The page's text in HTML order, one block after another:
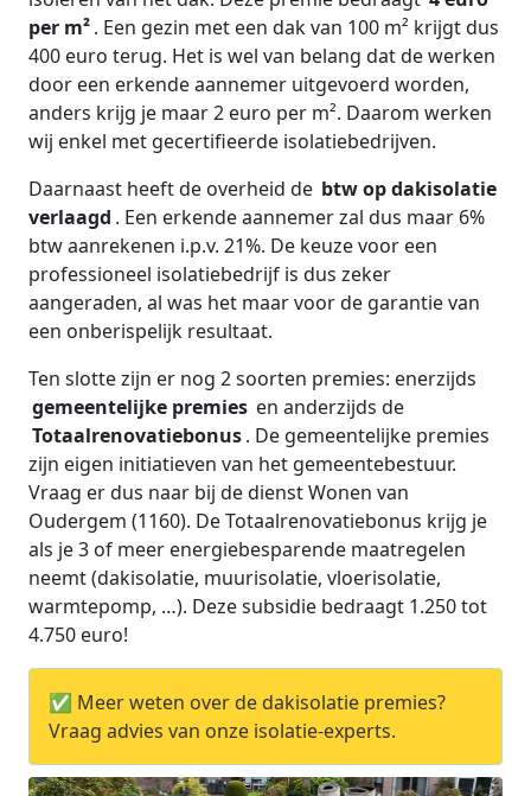
per m². Een gezin met een dak van 100 m² krijgt dus
400 euro terug. Het is wel van belang dat de werken
door een erkende aannemer uitgevoerd worden,
anders krijg je maar 2 euro per m². Daarom werken
wij enkel met gecertifieerde isolatiebedrijven.
Daarnaast heeft de overheid de btw op dakisolatie
verlaagd . Een erkende aannemer zal dus maar 6%
btw aanrekenen i.p.v. 21%. De keuze voor een
professioneel isolatiebedrijf is dus zeker
aangeraden, al was het maar voor de garantie van
een onberispelijk resultaat.
Ten slotte zijn er nog 2 soorten premies: enerzijds
gemeentelijke premies en anderzijds de
Totaalrenovatiebonus. De gemeentelijke premies
zijn eigen initiatieven van het gemeentebestuur.
Vraag er dus naar bij de dienst Wonen van
Oudergem (1160). De Totaalrenovatiebonus krijg je
als je 3 of meer energiebesparende maatregelen
neemt (dakisolatie, muurisolatie, vloerisolatie,
warmtepomp, …). Deze subsidie bedraagt 1.250 tot
4.750 euro!
✅ Meer weten over de dakisolatie premies?
Vraag advies van onze isolatie-experts.